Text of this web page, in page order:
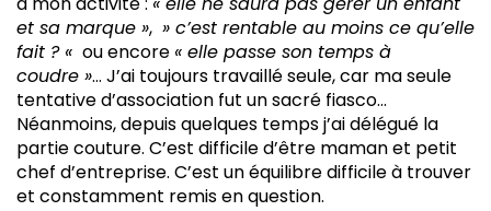
et sa marque », » c’est rentable au moins ce qu’elle
fait ? « ou encore« elle passe son temps à
coudre »… J’ai toujours travaillé seule, car ma seule
tentative d’association fut un sacré fiasco…
Néanmoins, depuis quelques temps j’ai délégué la
partie couture. C’est difficile d’être maman et petit
chef d’entreprise. C’est un équilibre difficile à trouver
et constamment remis en question.